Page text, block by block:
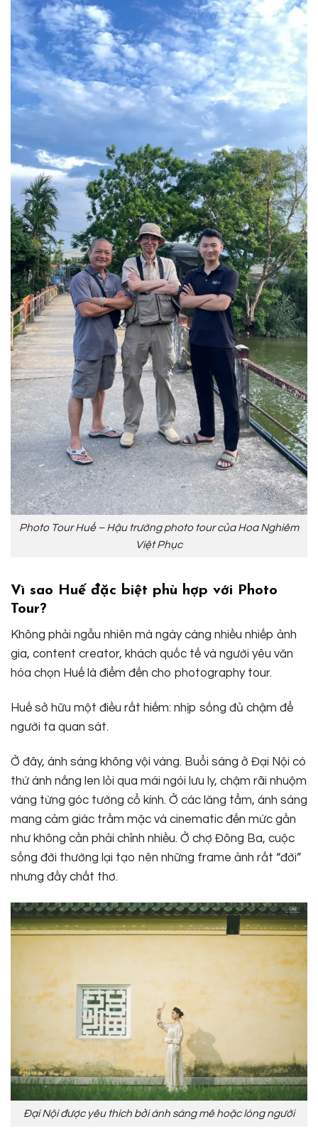
Photo Tour Huế – Hậu trường photo tour của Hoa Nghiêm
Việt Phục
Vì sao Huế đặc biệt phù hợp với Photo
Tour?
Không phải ngẫu nhiên mà ngày càng nhiều nhiếp ảnh
gia, content creator, khách quốc tế và người yêu văn
hóa chọn Huế là điểm đến cho photography tour.
Huế sở hữu một điều rất hiếm: nhịp sống đủ chậm để
người ta quan sát.
Ở đây, ánh sáng không vội vàng. Buổi sáng ở Đại Nội có
thứ ánh nắng len lỏi qua mái ngói lưu ly, chậm rãi nhuộm
vàng từng góc tường cổ kính. Ở các lăng tẩm, ánh sáng
mang cảm giác trầm mặc và cinematic đến mức gần
như không cần phải chỉnh nhiều. Ở chợ Đông Ba, cuộc
sống đời thường lại tạo nên những frame ảnh rất “đời”
nhưng đầy chất thơ.
Đại Nội được yêu thích bởi ánh sáng mê hoặc lòng người